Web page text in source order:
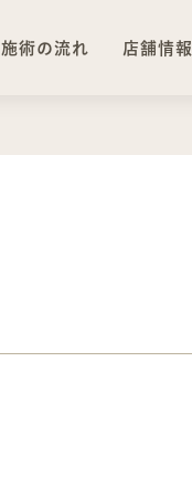
施術の流れ 店舗情報
施術の流れ 店舗情報